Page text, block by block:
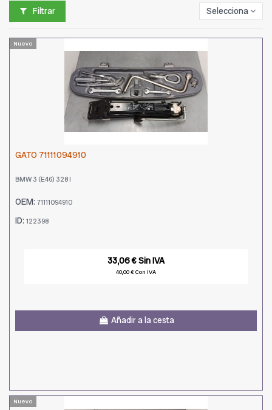
Filtrar Selecciona
Nuevo
GATO 71111094910
BMW 3 (E46) 328 I
OEM: 71111094910
ID: 122398
33,06 € Sin IVA
40,00 € Con IVA
Añadir a la cesta
Nuevo